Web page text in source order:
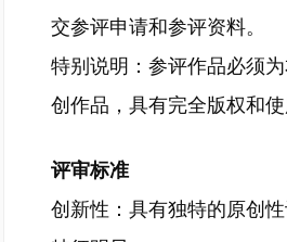
交参评申请和参评资料。
特别说明：参评作品必须
创作品，具有完全版权和使
评审标准
创新性：具有独特的原创